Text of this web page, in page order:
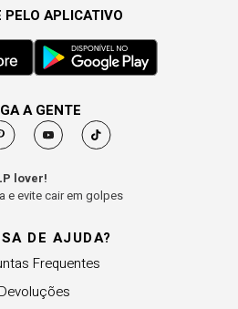
DE AJUDA?
Frequentes
Devoluções
PELO APLICATIVO
A GENTE
lover!
e evite cair em golpes